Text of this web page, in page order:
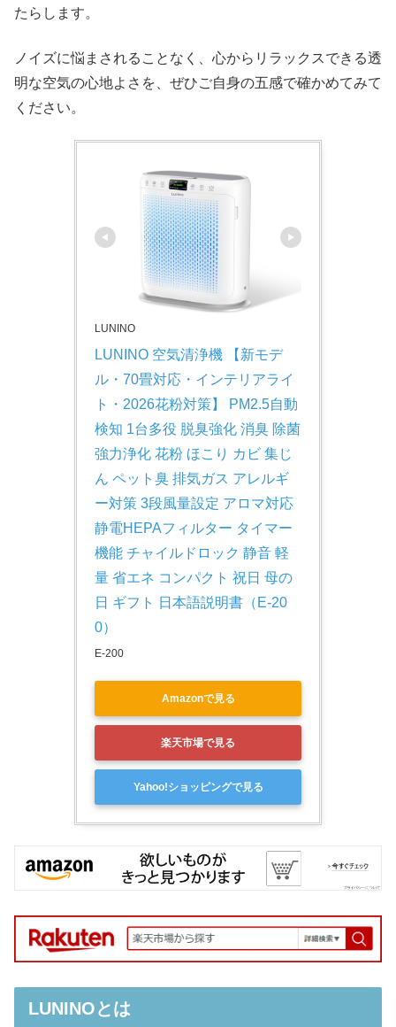
たらします。
ノイズに悩まされることなく、心からリラックスできる透
明な空気の心地よさを、ぜひご自身の五感で確かめてみて
ください。
LUNINO
LUNINO 空気清浄機 【新モデ
ル・70畳対応・インテリアライ
ト・2026花粉対策】 PM2.5自動
検知 1台多役 脱臭強化 消臭 除菌
強力浄化 花粉 ほこり カビ 集じ
ん ペット臭 排気ガス アレルギ
ー対策 3段風量設定 アロマ対応
静電HEPAフィルター タイマー
機能 チャイルドロック 静音 軽
量 省エネ コンパクト 祝日 母の
日 ギフト 日本語説明書（E-20
0）
E-200
Amazonで見る
楽天市場で見る
Yahoo!ショッピングで見る
LUNINOとは